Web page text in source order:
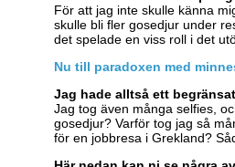
För att jag inte skulle känna
skulle bli fler gosedjur under
det spelade en viss roll i det
Nu till paradoxen med
Jag hade alltså ett
Jag tog även många selfies,
gosedjur? Varför tog jag så
för en jobbresa i Grekland?